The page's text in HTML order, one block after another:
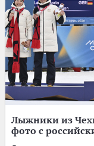
Лыжники из
фото с